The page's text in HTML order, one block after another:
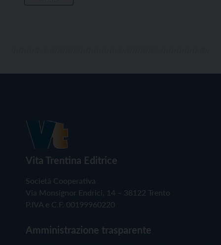
Vita Trentina Editrice
Società Cooperativa
Via Monsignor Endrici, 14 – 38122 Trento
P.IVA e C.F. 00199960220
Amministrazione trasparente